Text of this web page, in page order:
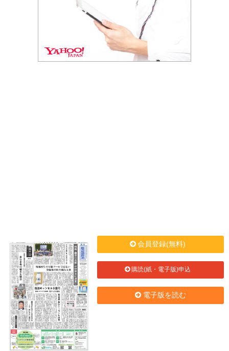
会員登録(無料)
購読(紙・電子版)申込
電子版を読む